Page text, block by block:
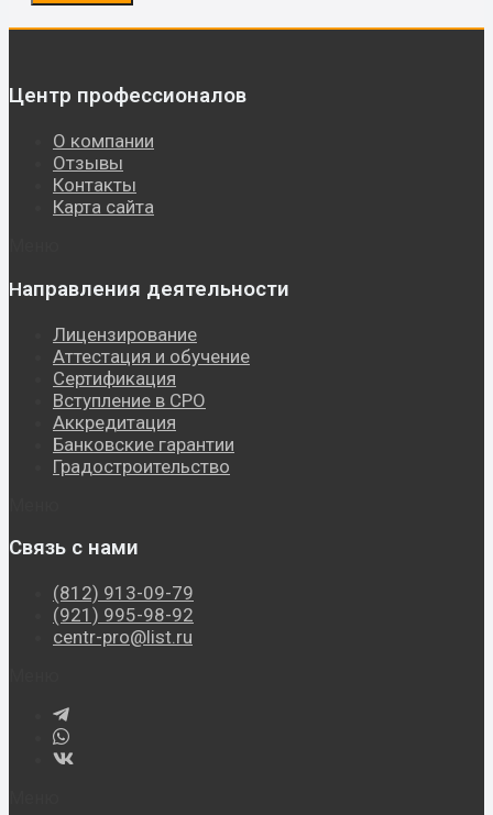
Центр профессионалов
О компании
Отзывы
Контакты
Карта сайта
Направления деятельности
Лицензирование
Аттестация и обучение
Сертификация
Вступление в СРО
Аккредитация
Банковские гарантии
Градостроительство
Связь с нами
(812) 913-09-79
(921) 995-98-92
centr-pro@list.ru